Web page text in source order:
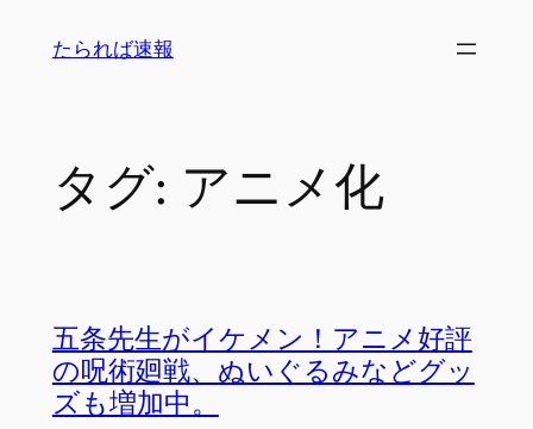
たられば速報
タグ: アニメ化
五条先生がイケメン！アニメ好評
の呪術廻戦、ぬいぐるみなどグッ
ズも増加中。